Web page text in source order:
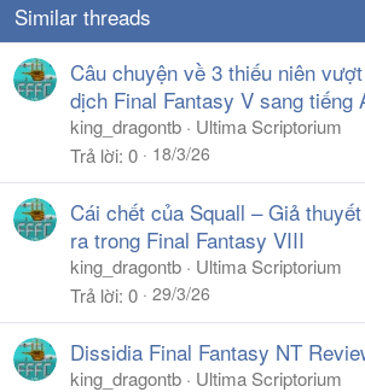
Similar threads
Câu chuyện về 3 thiếu niên
dịch Final Fantasy V sang tiếng
king_dragontb
Ultima Scriptorium
Trả lời 0 18/3/26
Cái chết của Squall – Giả
ra trong Final Fantasy VIII
king_dragontb
Ultima Scriptorium
Trả lời 0 29/3/26
Dissidia Final Fantasy NT
king_dragontb
Ultima Scriptorium